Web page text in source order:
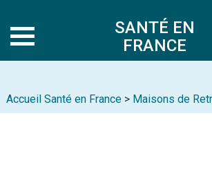
SANTÉ EN
FRANCE
Accueil Santé en France > Maisons de